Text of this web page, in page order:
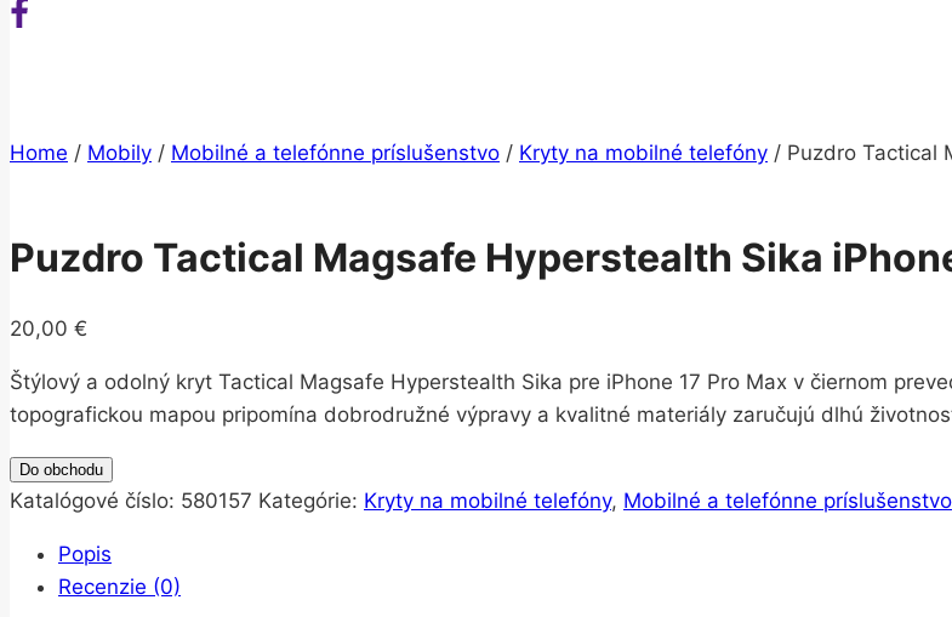
Home / Mobily / Mobilné a telefónne príslušenstvo / Kryty na mobilné telefóny / Puzdro Tactical
Puzdro Tactical Magsafe Hyperstealth Sika
20,00 €
Štýlový a odolný kryt Tactical Magsafe Hyperstealth Sika pre iPhone 17 Pro Max v čiernom
topografickou mapou pripomína dobrodružné výpravy a kvalitné materiály zaručujú dlhú
Do obchodu
Katalógové číslo: 580157 Kategórie: Kryty na mobilné telefóny, Mobilné a telefónne príslušenstvo
Popis
Recenzie (0)